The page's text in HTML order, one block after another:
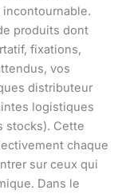
produits dont
fixations,
vos
distributeur
logistiques
stocks). Cette
chaque
sur ceux qui
Dans le